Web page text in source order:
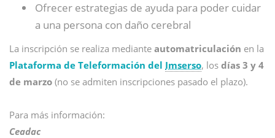
Ofrecer estrategias de ayuda para poder cuidar
a una persona con daño cerebral
La inscripción se realiza mediante automatriculación en la
Plataforma de Teleformación del Imserso, los días 3 y 4
de marzo (no se admiten inscripciones pasado el plazo).
Para más información:
Ceadac